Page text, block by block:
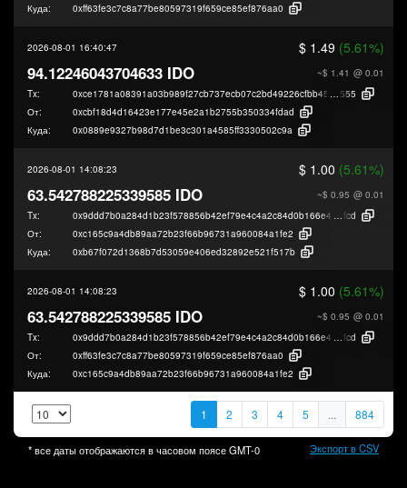
Куда:
0xff63fe3c7c8a77be80597319f659ce85ef876aa0
2026-08-01 16:40:47 $ 1.49 (5.61%)
~$ 1.41 @ 0.01
94.12246043704633 IDO
Tx: 0xce1781a08391a03b989f27cb737ecb07c2bd49226cfbb456b5381876d25f6
555
От:
0xcbf18d4d16423e177e45e2a1b2755b350334fdad
Куда:
0x0889e9327b98d7d1be3c301a4585ff3330502c9a
2026-08-01 14:08:23 $ 1.00 (5.61%)
~$ 0.95 @ 0.01
63.542788225339585 IDO
Tx: 0x9ddd7b0a284d1b23f578856b42ef79e4c4a2c84d0b166e405cb7ce65b5d96
fcd
От:
0xc165c9a4db89aa72b23f66b96731a960084a1fe2
Куда:
0xb67f072d1368b7d53059e406ed32892e521f517b
2026-08-01 14:08:23 $ 1.00 (5.61%)
~$ 0.95 @ 0.01
63.542788225339585 IDO
Tx: 0x9ddd7b0a284d1b23f578856b42ef79e4c4a2c84d0b166e405cb7ce65b5d96
fcd
От:
0xff63fe3c7c8a77be80597319f659ce85ef876aa0
Куда:
0xc165c9a4db89aa72b23f66b96731a960084a1fe2
1 2 3 4 5 ... 884
* все даты отображаются в часовом поясеGMT-0 Экспорт в CSV